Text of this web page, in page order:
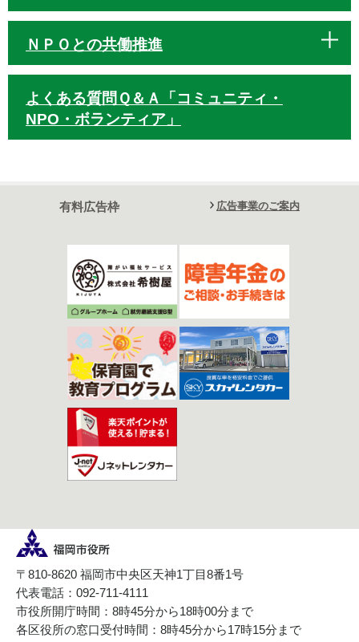
ＮＰＯとの共働推進
よくある質問Ｑ＆Ａ「コミュニティ・
NPO・ボランティア」
有料広告枠 広告事業のご案内
〒810-8620 福岡市中央区天神1丁目8番1号
代表電話：092-711-4111
市役所開庁時間：8時45分から18時00分まで
各区役所の窓口受付時間：8時45分から17時15分まで